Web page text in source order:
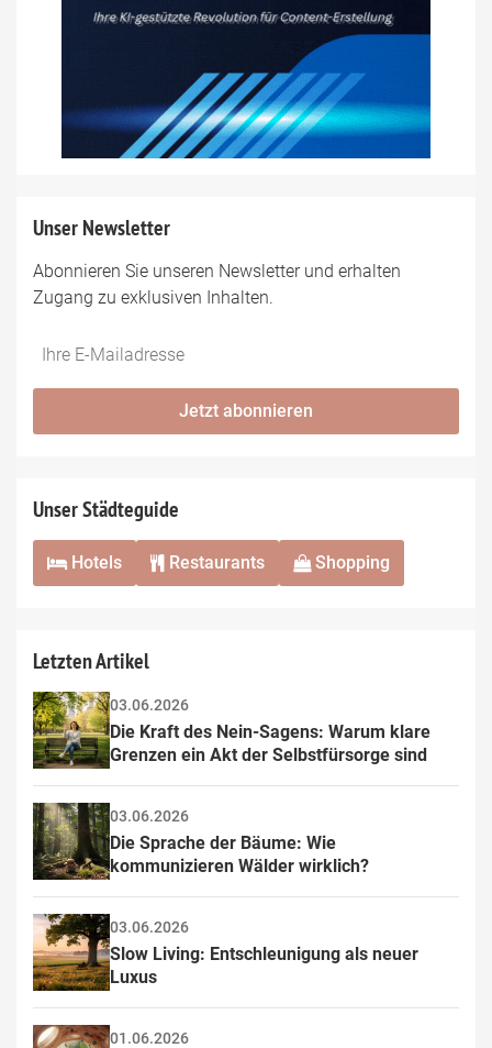
Unser Newsletter
Abonnieren Sie unseren Newsletter und erhalten
Zugang zu exklusiven Inhalten.
Do
*Ihre
Jetzt abonnieren
Unser Städteguide
Hotels Restaurants Shopping
Letzten Artikel
03.06.2026
Die Kraft des Nein-Sagens: Warum klare
Grenzen ein Akt der Selbstfürsorge sind
03.06.2026
Die Sprache der Bäume: Wie
kommunizieren Wälder wirklich?
03.06.2026
Slow Living: Entschleunigung als neuer
Luxus
01.06.2026